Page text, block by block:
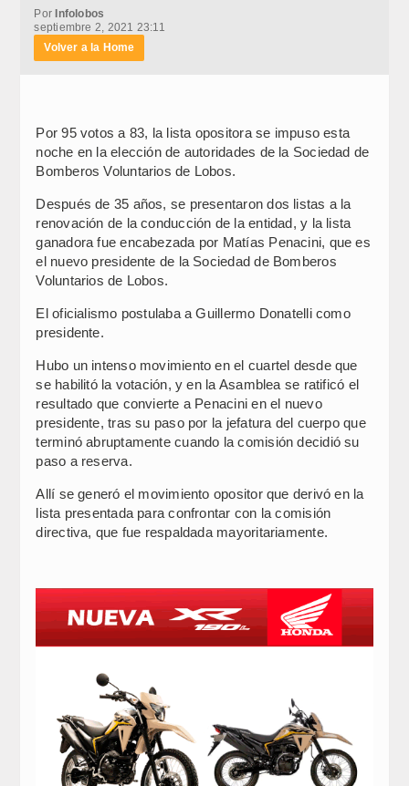
PorInfolobos
septiembre 2, 2021 23:11
Volver a la Home
Por 95 votos a 83, la lista opositora se impuso esta
noche en la elección de autoridades de la Sociedad de
Bomberos Voluntarios de Lobos.
Después de 35 años, se presentaron dos listas a la
renovación de la conducción de la entidad, y la lista
ganadora fue encabezada por Matías Penacini, que es
el nuevo presidente de la Sociedad de Bomberos
Voluntarios de Lobos.
El oficialismo postulaba a Guillermo Donatelli como
presidente.
Hubo un intenso movimiento en el cuartel desde que
se habilitó la votación, y en la Asamblea se ratificó el
resultado que convierte a Penacini en el nuevo
presidente, tras su paso por la jefatura del cuerpo que
terminó abruptamente cuando la comisión decidió su
paso a reserva.
Allí se generó el movimiento opositor que derivó en la
lista presentada para confrontar con la comisión
directiva, que fue respaldada mayoritariamente.